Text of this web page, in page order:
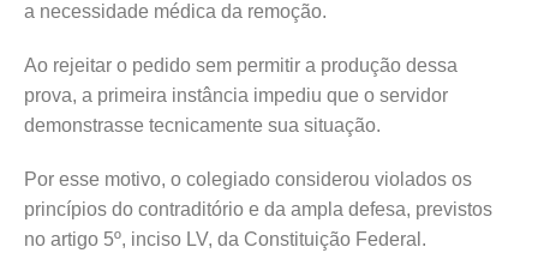
a necessidade médica da remoção.
Ao rejeitar o pedido sem permitir a produção dessa
prova, a primeira instância impediu que o servidor
demonstrasse tecnicamente sua situação.
Por esse motivo, o colegiado considerou violados os
princípios do contraditório e da ampla defesa, previstos
no artigo 5º, inciso LV, da Constituição Federal.